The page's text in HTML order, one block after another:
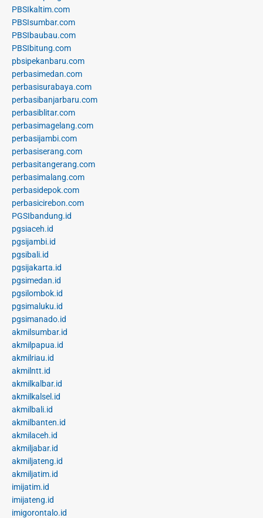
PBSIkaltim.com
PBSIsumbar.com
PBSIbaubau.com
PBSIbitung.com
pbsipekanbaru.com
perbasimedan.com
perbasisurabaya.com
perbasibanjarbaru.com
perbasiblitar.com
perbasimagelang.com
perbasijambi.com
perbasiserang.com
perbasitangerang.com
perbasimalang.com
perbasidepok.com
perbasicirebon.com
PGSIbandung.id
pgsiaceh.id
pgsijambi.id
pgsibali.id
pgsijakarta.id
pgsimedan.id
pgsilombok.id
pgsimaluku.id
pgsimanado.id
akmilsumbar.id
akmilpapua.id
akmilriau.id
akmilntt.id
akmilkalbar.id
akmilkalsel.id
akmilbali.id
akmilbanten.id
akmilaceh.id
akmiljabar.id
akmiljateng.id
akmiljatim.id
imijatim.id
imijateng.id
imigorontalo.id